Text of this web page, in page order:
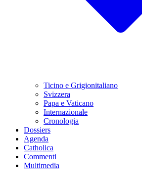
Ticino e Grigionitaliano
Svizzera
Papa e Vaticano
Internazionale
Cronologia
Dossiers
Agenda
Catholica
Commenti
Multimedia